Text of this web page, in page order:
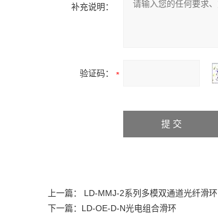
补充说明：
验证码：
上一篇： LD-MMJ-2系列多模双通道光纤滑环
下一篇： LD-OE-D-N光电组合滑环